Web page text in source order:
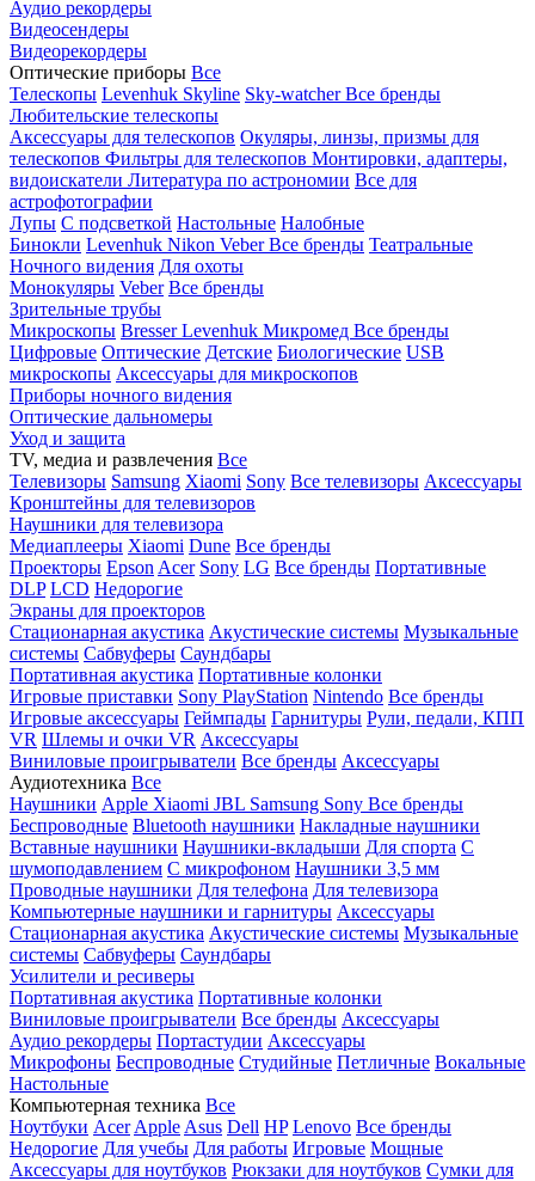
Аудио рекордеры
Видеосендеры
Видеорекордеры
Оптические приборы Все
Телескопы Levenhuk Skyline Sky-watcherВсе бренды
Любительские телескопы
Аксессуары для телескопов Окуляры, линзы, призмы для
телескопов Фильтры для телескопов Монтировки, адаптеры,
видоискатели Литература по астрономии Все для
астрофотографии
Лупы С подсветкой Настольные Налобные
Бинокли Levenhuk Nikon VeberВсе бренды Театральные
Ночного видения Для охоты
Монокуляры Veber Все бренды
Зрительные трубы
Микроскопы BresserLevenhuk Микромед Все бренды
Цифровые Оптические Детские Биологические USB
микроскопы Аксессуары для микроскопов
Приборы ночного видения
Оптические дальномеры
Уход и защита
TV, медиа и развлечения Все
Телевизоры Samsung Xiaomi Sony Все телевизоры Аксессуары
Кронштейны для телевизоров
Наушники для телевизора
Медиаплееры Xiaomi Dune Все бренды
Проекторы Epson Acer Sony LG Все бренды Портативные
DLP LCD Недорогие
Экраны для проекторов
Стационарная акустика Акустические системы Музыкальные
системы Сабвуферы Саундбары
Портативная акустика Портативные колонки
Игровые приставки Sony PlayStation Nintendo Все бренды
Игровые аксессуары Геймпады Гарнитуры Рули, педали, КПП
VR Шлемы и очки VR Аксессуары
Виниловые проигрыватели Все бренды Аксессуары
Аудиотехника Все
Наушники Apple Xiaomi JBL Samsung Sony Все бренды
Беспроводные Bluetooth наушники Накладные наушники
Вставные наушники Наушники-вкладыши Для спорта С
шумоподавлением С микрофоном Наушники 3,5 мм
Проводные наушники Для телефона Для телевизора
Компьютерные наушники и гарнитуры Аксессуары
Стационарная акустика Акустические системы Музыкальные
системы Сабвуферы Саундбары
Усилители и ресиверы
Портативная акустика Портативные колонки
Виниловые проигрыватели Все бренды Аксессуары
Аудио рекордеры Портастудии Аксессуары
Микрофоны Беспроводные Студийные Петличные Вокальные
Настольные
Компьютерная техника Все
Ноутбуки Acer Apple Asus Dell HP Lenovo Все бренды
Недорогие Для учебы Для работы Игровые Мощные
Аксессуары для ноутбуков Рюкзаки для ноутбуков Сумки для